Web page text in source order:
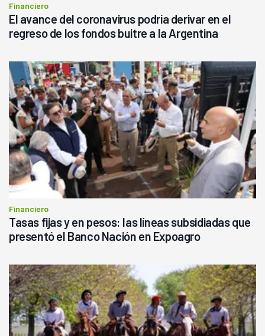
Financiero
El avance del coronavirus podría derivar en el
regreso de los fondos buitre a la Argentina
Financiero
Tasas fijas y en pesos: las líneas subsidiadas que
presentó el Banco Nación en Expoagro